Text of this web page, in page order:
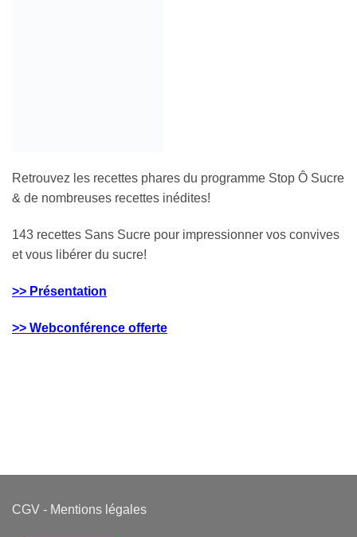
Retrouvez les recettes phares du programme Stop Ô Sucre
& de nombreuses recettes inédites!
143 recettes Sans Sucre pour impressionner vos convives
et vous libérer du sucre!
>> Présentation
>> Webconférence offerte
CGV - Mentions légales